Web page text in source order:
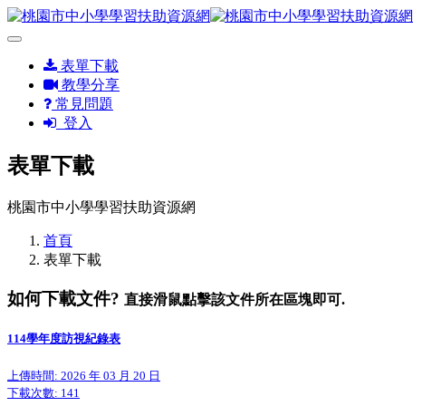
表單下載
教學分享
常見問題
登入
表單下載
桃園市中小學學習扶助資源網
首頁
表單下載
如何下載文件? 直接滑鼠點擊該文件所在區塊即可.
114學年度訪視紀錄表
上傳時間: 2026 年 03 月 20 日
下載次數: 141